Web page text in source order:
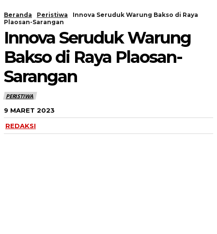
Beranda Peristiwa
Innova Seruduk Warung Bakso di Raya
Plaosan-Sarangan
Innova Seruduk Warung
Bakso di Raya Plaosan-
Sarangan
PERISTIWA
9 MARET 2023
REDAKSI